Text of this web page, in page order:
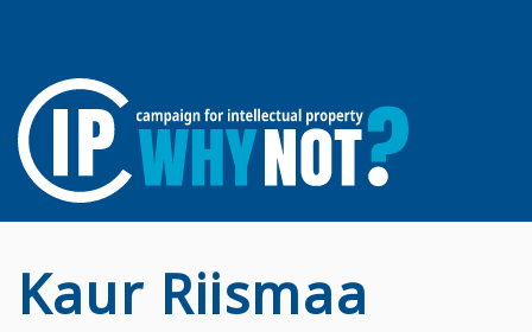
Kaur Riismaa